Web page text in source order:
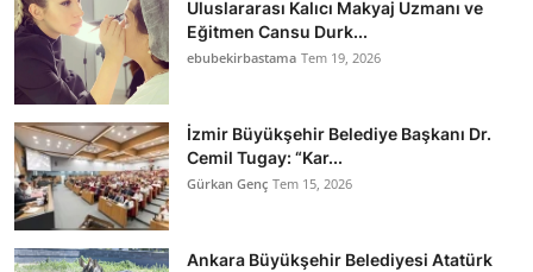
Uluslararası Kalıcı Makyaj Uzmanı ve
Eğitmen Cansu Durk...
ebubekirbastama Tem 19, 2026
İzmir Büyükşehir Belediye Başkanı Dr.
Cemil Tugay: “Kar...
Gürkan Genç Tem 15, 2026
Ankara Büyükşehir Belediyesi Atatürk